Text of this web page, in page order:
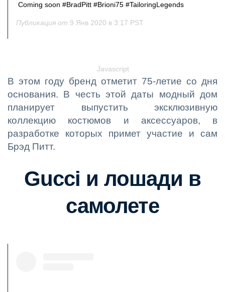
Coming soon #BradPitt #Brioni75 #TailoringLegends
Публикация от 9 Янв 2020 в 3:17 PST
Javascript
В этом году бренд отметит 75-летие со дня
основания. В честь этой даты модный дом
планирует выпустить эксклюзивную
коллекцию костюмов и аксессуаров, в
разработке которых примет участие и сам
Брэд Питт.
Gucci и лошади в
самолете